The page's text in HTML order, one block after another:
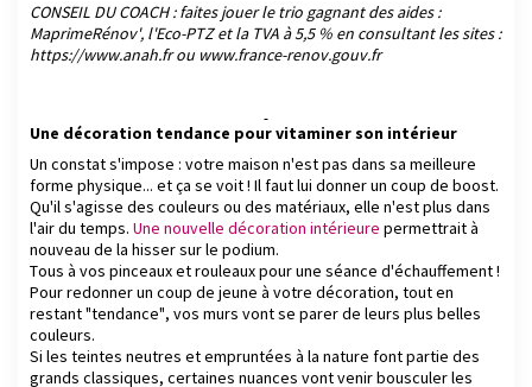
CONSEIL DU COACH : faites jouer le trio gagnant des aides :
MaprimeRénov', l'Eco-PTZ et la TVA à 5,5 % en consultant les sites :
https://www.anah.fr ou www.france-renov.gouv.fr
Une décoration tendance pour vitaminer son intérieur
Un constat s'impose : votre maison n'est pas dans sa meilleure
forme physique... et ça se voit ! Il faut lui donner un coup de boost.
Qu'il s'agisse des couleurs ou des matériaux, elle n'est plus dans
l'air du temps. Une nouvelle décoration intérieure permettrait à
nouveau de la hisser sur le podium.
Tous à vos pinceaux et rouleaux pour une séance d'échauffement !
Pour redonner un coup de jeune à votre décoration, tout en
restant "tendance", vos murs vont se parer de leurs plus belles
couleurs.
Si les teintes neutres et empruntées à la nature font partie des
grands classiques, certaines nuances vont venir bousculer les